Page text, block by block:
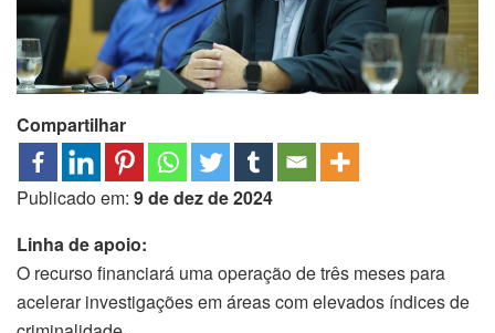
Compartilhar
Publicado em: 9 de dez de 2024
Linha de apoio:
O recurso financiará uma operação de três meses para
acelerar investigações em áreas com elevados índices de